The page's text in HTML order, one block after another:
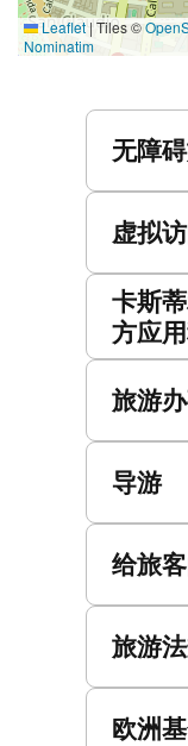
Leaflet | Tiles ©
Nominatim
无障
虚拟
卡斯
方应
旅游
导游
给旅
旅游
欧洲